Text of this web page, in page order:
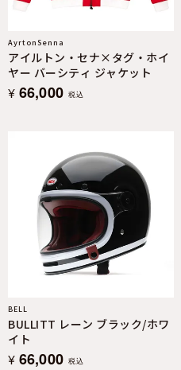
AyrtonSenna
アイルトン・セナ×タグ・ホイ
ヤー バーシティ ジャケット
¥ 66,000 税込
BELL
BULLITT レーン ブラック/ホワ
イト
¥ 66,000 税込